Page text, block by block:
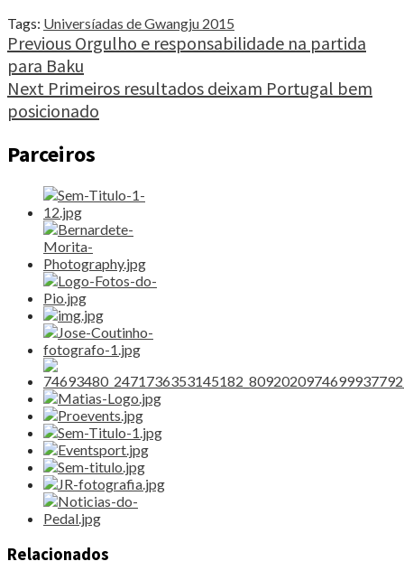
2015:
Estudantes
defendem
legado
do
atletismo
português"
Tags: Universíadas de Gwangju 2015
Continue
Reading
Previous Orgulho e responsabilidade na partida
para Baku
Next Primeiros resultados deixam Portugal bem
posicionado
Parceiros
Relacionados